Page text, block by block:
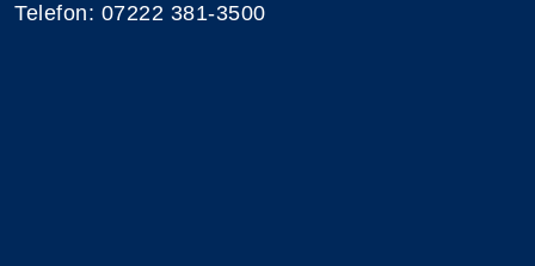
Telefon: 07222 381-3500